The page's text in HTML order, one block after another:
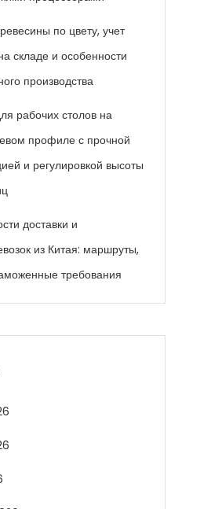
по цвету, учет
складе и особенности
производства
рабочих столов на
профиле с прочной
и регулировкой высоты
доставки и
из Китая: маршруты,
требования